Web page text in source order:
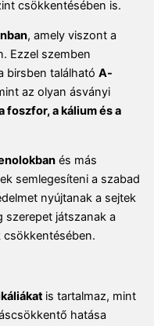
csökkentésében is.
, amely viszont a
Ezzel szemben
birsben található A-
az olyan ásványi
foszfor, a kálium és a
és más
semlegesíteni a szabad
nyújtanak a sejtek
szerepet játszanak a
csökkentésében.
is tartalmaz, mint
hatása